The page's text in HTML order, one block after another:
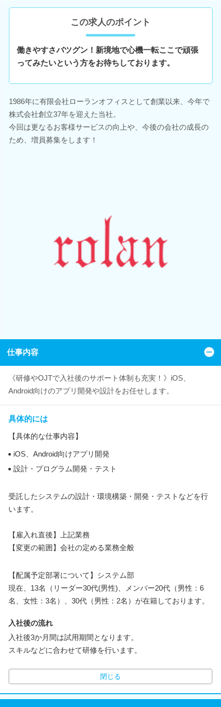
この求人のポイント
働きやすさバツグン！新境地で心機一転ここで頑張
ってみたいという方をお待ちしております。
1986年に有限会社ローランオフィスとして創業以来、今年で
株式会社創立37年を迎えた当社。
今回は更なるお客様サービスの向上や、今後の会社の成長の
ため、増員募集をします！
仕事内容
《研修やOJTで入社後のサポート体制も充実！》iOS、
Android向けのアプリ開発や設計をお任せします。
具体的には
【具体的な仕事内容】
iOS、Android向けアプリ開発
設計・プログラム開発・テスト
受託したシステムの設計・環境構築・開発・テストなどを行
います。
【雇入れ直後】上記業務
【変更の範囲】会社の定める業務全般
【配属予定部署について】システム部
現在、13名（リーダー30代(男性)、メンバー20代（男性：6
名、女性：3名）、30代（男性：2名）が在籍しております。
入社後の流れ
入社後3か月間は試用期間となります。
スキルなどに合わせて研修を行います。
閉じる